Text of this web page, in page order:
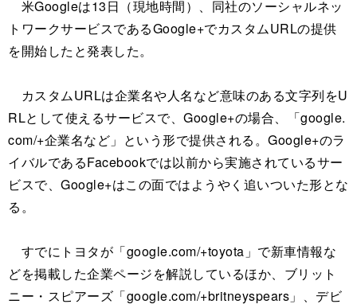
米Googleは13日（現地時間）、同社のソーシャルネッ
トワークサービスであるGoogle+でカスタムURLの提供
を開始したと発表した。
カスタムURLは企業名や人名など意味のある文字列をU
RLとして使えるサービスで、Google+の場合、「google.
com/+企業名など」という形で提供される。Google+のラ
イバルであるFacebookでは以前から実施されているサー
ビスで、Google+はこの面ではようやく追いついた形とな
る。
すでにトヨタが「google.com/+toyota」で新車情報な
どを掲載した企業ページを解説しているほか、ブリット
ニー・スピアーズ「google.com/+britneyspears」、デビ